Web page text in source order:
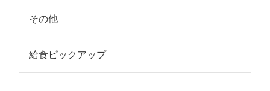
その他
給食ピックアップ